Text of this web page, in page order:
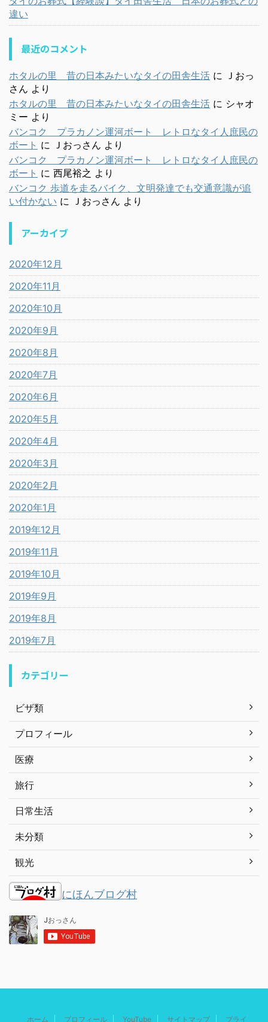
違い
最近のコメント
ホタルの里 昔の日本みたいなタイの田舎生活 に Ｊおっ
さん より
ホタルの里 昔の日本みたいなタイの田舎生活 に シャオ
ミー より
バンコク プラカノン運河ボート レトロなタイ人庶民の
ボート に Ｊおっさん より
バンコク プラカノン運河ボート レトロなタイ人庶民の
ボート に 西尾裕之 より
バンコク 歩道を走るバイク、文明発達でも交通意識が追
い付かない に Ｊおっさん より
アーカイブ
2020年12月
2020年11月
2020年10月
2020年9月
2020年8月
2020年7月
2020年6月
2020年5月
2020年4月
2020年3月
2020年2月
2020年1月
2019年12月
2019年11月
2019年10月
2019年9月
2019年8月
2019年7月
カテゴリー
ビザ類
プロフィール
医療
旅行
日常生活
未分類
観光
にほんブログ村
ホーム プロフィール YouTube サイトマップ プライ